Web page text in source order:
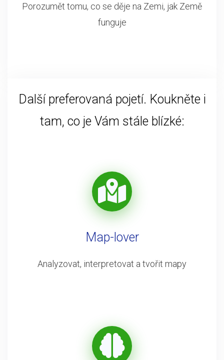
Porozumět tomu, co se děje na Zemi, jak Země
funguje
Další preferovaná pojetí. Koukněte i
tam, co je Vám stále blízké:
Map-lover
Analyzovat, interpretovat a tvořit mapy